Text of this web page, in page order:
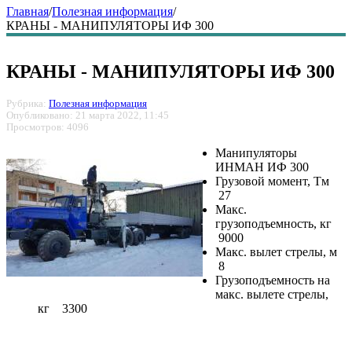
Главная/Полезная информация/
КРАНЫ - МАНИПУЛЯТОРЫ ИФ 300
КРАНЫ - МАНИПУЛЯТОРЫ ИФ 300
Рубрика: Полезная информация
Опубликовано: 21 марта 2022, 11:45
Просмотров: 4096
Манипуляторы
ИНМАН ИФ 300
Грузовой момент, Тм
27
Макс.
грузоподъемность, кг
9000
Макс. вылет стрелы, м
8
Грузоподъемность на
макс. вылете стрелы,
кг 3300